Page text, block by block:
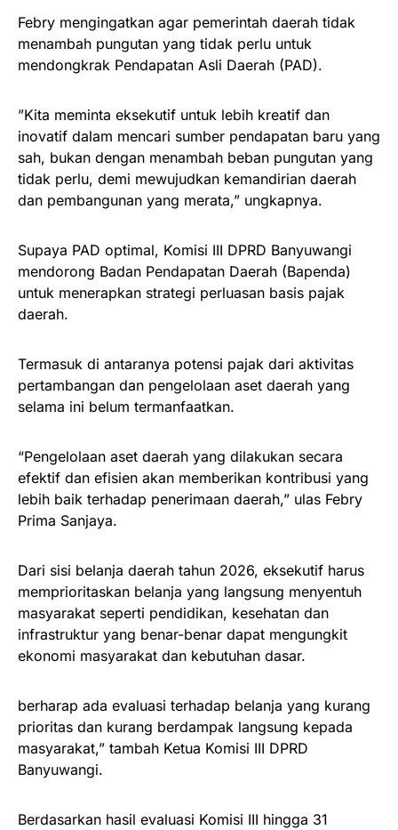
Febry mengingatkan agar pemerintah daerah tidak
menambah pungutan yang tidak perlu untuk
mendongkrak Pendapatan Asli Daerah (PAD).
”Kita meminta eksekutif untuk lebih kreatif dan
inovatif dalam mencari sumber pendapatan baru yang
sah, bukan dengan menambah beban pungutan yang
tidak perlu, demi mewujudkan kemandirian daerah
dan pembangunan yang merata,” ungkapnya.
Supaya PAD optimal, Komisi III DPRD Banyuwangi
mendorong Badan Pendapatan Daerah (Bapenda)
untuk menerapkan strategi perluasan basis pajak
daerah.
Termasuk di antaranya potensi pajak dari aktivitas
pertambangan dan pengelolaan aset daerah yang
selama ini belum termanfaatkan.
“Pengelolaan aset daerah yang dilakukan secara
efektif dan efisien akan memberikan kontribusi yang
lebih baik terhadap penerimaan daerah,” ulas Febry
Prima Sanjaya.
Dari sisi belanja daerah tahun 2026, eksekutif harus
memprioritaskan belanja yang langsung menyentuh
masyarakat seperti pendidikan, kesehatan dan
infrastruktur yang benar-benar dapat mengungkit
ekonomi masyarakat dan kebutuhan dasar.
berharap ada evaluasi terhadap belanja yang kurang
prioritas dan kurang berdampak langsung kepada
masyarakat,” tambah Ketua Komisi III DPRD
Banyuwangi.
Berdasarkan hasil evaluasi Komisi III hingga 31